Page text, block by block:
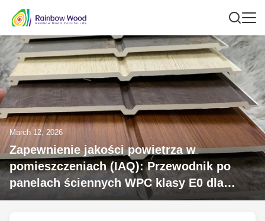
March 12, 2026
Zapewnienie jakości powietrza w
pomieszczeniach (IAQ): Przewodnik po
panelach ściennych WPC klasy E0 dla
projektów szkolnych i szpitalnych